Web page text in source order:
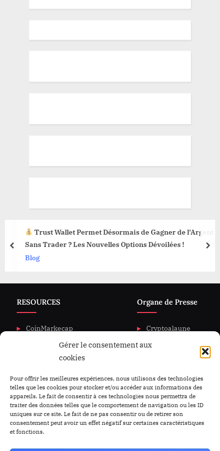
Gérer le consentement aux
cookies
Pour offrir les meilleures expériences, nous utilisons des technologies
telles que les cookies pour stocker et/ou accéder aux informations des
appareils. Le fait de consentir à ces technologies nous permettra de
traiter des données telles que le comportement de navigation ou les ID
uniques sur ce site. Le fait de ne pas consentir ou de retirer son
consentement peut avoir un effet négatif sur certaines caractéristiques
et fonctions.
Trust Wallet Permet Désormais de Gagner de l’Argent
Sans Trader ? Les Nouvelles Options Dévoilées !
Blog
prev
RESOURCES
CoinMarkecap
CoinGecKo
Intigration & API
Privacy & policy
Organe de Presse
Cryptoalaune
A propos de nous
Nous Contacter